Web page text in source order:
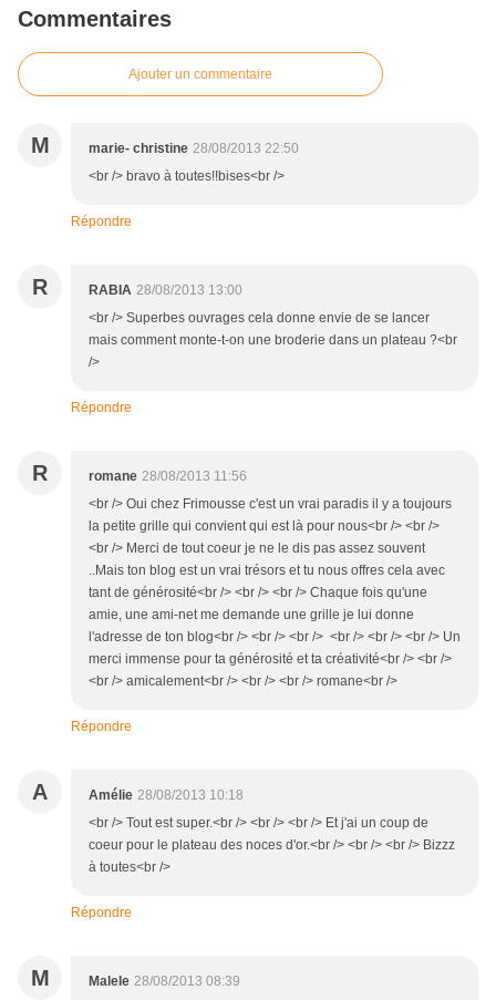
Commentaires
Ajouter un commentaire
M marie- christine 28/08/2013 22:50
<br /> bravo à toutes!!bises<br />
Répondre
R RABIA 28/08/2013 13:00
<br /> Superbes ouvrages cela donne envie de se lancer
mais comment monte-t-on une broderie dans un plateau ?<br
/>
Répondre
R romane 28/08/2013 11:56
<br /> Oui chez Frimousse c'est un vrai paradis il y a toujours
la petite grille qui convient qui est là pour nous<br /> <br />
<br /> Merci de tout coeur je ne le dis pas assez souvent
..Mais ton blog est un vrai trésors et tu nous offres cela avec
tant de générosité<br /> <br /> <br /> Chaque fois qu'une
amie, une ami-net me demande une grille je lui donne
l'adresse de ton blog<br /> <br /> <br /> <br /> <br /> <br /> Un
merci immense pour ta générosité et ta créativité<br /> <br />
<br /> amicalement<br /> <br /> <br /> romane<br />
Répondre
A Amélie 28/08/2013 10:18
<br /> Tout est super.<br /> <br /> <br /> Et j'ai un coup de
coeur pour le plateau des noces d'or.<br /> <br /> <br /> Bizzz
à toutes<br />
Répondre
M Malele 28/08/2013 08:39